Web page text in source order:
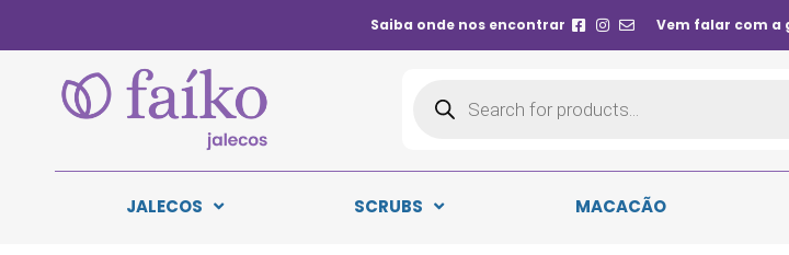
Saiba onde nos encontrar Vem falar com a
JALECOS SCRUBS MACACÃO